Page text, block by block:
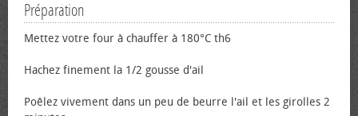
Préparation
Mettez votre four à chauffer à 180°C th6
Hachez finement la 1/2 gousse d'ail
Poêlez vivement dans un peu de beurre l'ail et les girolles 2